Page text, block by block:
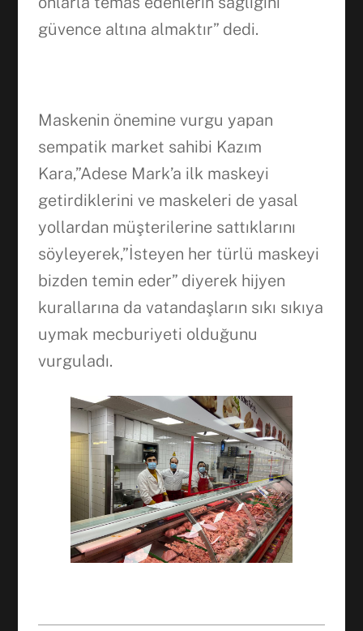
güvence altına almaktır” dedi.
Maskenin önemine vurgu yapan
sempatik market sahibi Kazım
Kara,”Adese Mark’a ilk maskeyi
getirdiklerini ve maskeleri de yasal
yollardan müşterilerine sattıklarını
söyleyerek,”İsteyen her türlü maskeyi
bizden temin eder” diyerek hijyen
kurallarına da vatandaşların sıkı sıkıya
uymak mecburiyeti olduğunu
vurguladı.